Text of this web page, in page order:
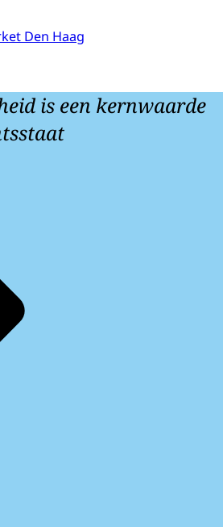
Den Haag
is een kernwaarde